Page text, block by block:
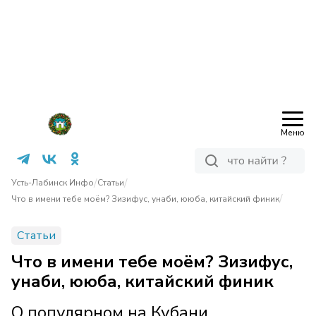
Меню
Усть-Лабинск Инфо/Статьи/
Что в имени тебе моём? Зизифус, унаби, ююба, китайский финик/
Статьи
Что в имени тебе моём? Зизифус,
унаби, ююба, китайский финик